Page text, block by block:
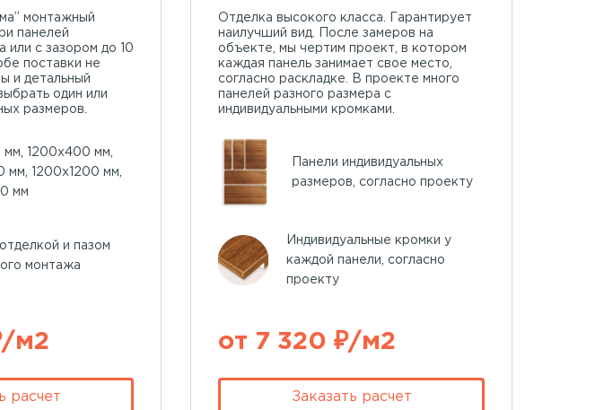
монтажный
панелей
или с зазором до 10
поставки не
и детальный
один или
размеров.
1200х400 мм,
мм, 1200х1200 мм,
мм
и пазом
монтажа
м2
расчет
Отделка высокого класса. Гарантирует
наилучший вид. После замеров на
объекте, мы чертим проект, в котором
каждая панель занимает свое место,
согласно раскладке. В проекте много
панелей разного размера с
индивидуальными кромками.
Панели индивидуальных
размеров, согласно проекту
Индивидуальные кромки у
каждой панели, согласно
проекту
от 7 320 ₽/м2
Заказать расчет